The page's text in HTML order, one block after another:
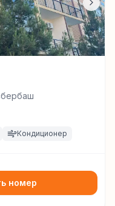
Кондиционер
номер